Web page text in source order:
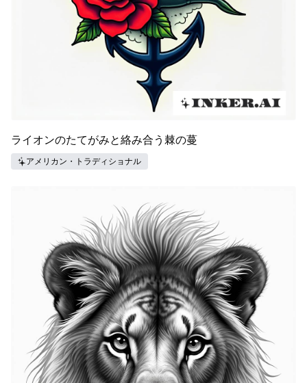
ライオンのたてがみと絡み合う棘の蔓
アメリカン・トラディショナル